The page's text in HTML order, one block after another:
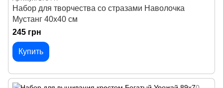
Набор для творчества со стразами Наволочка
Мустанг 40х40 см
245 грн
Купить